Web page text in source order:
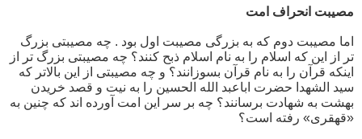
مصیبت انحراف امت
اما مصیبت دوم که به بزرگی مصیبت اول بود . چه مصیبتی بزرگ
تر از این که اسلام را به نام اسلام ذبح کنند؟ چه مصیبتی بزرگ تر از
اینکه قرآن را به نام قرآن بسوزانند؟ و چه مصیبتی از این بالاتر که
سید الشهدا حضرت اباعبد الله الحسین را به نیت و قصد خریدن
بهشت به شهادت برسانند؟ چه بر سر این امت آورده اند که چنین به
«قهقری» رفته است؟